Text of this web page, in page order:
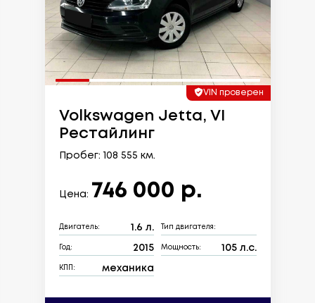
VIN проверен
Volkswagen Jetta, VI
Рестайлинг
Пробег: 108 555 км.
Цена: 746 000 р.
Двигатель: 1.6 л. Тип двигателя:
Год: 2015 Мощность: 105 л.с.
КПП: механика